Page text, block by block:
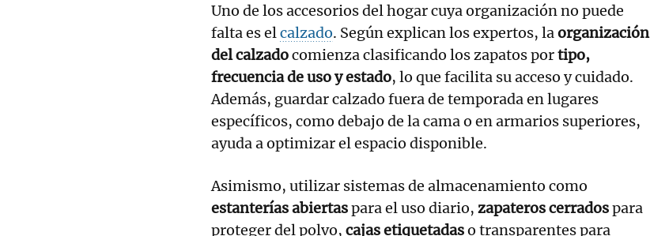
Uno de los accesorios del hogar cuya organización no puede
falta es elcalzado. Según explican los expertos, laorganización
del calzadocomienza clasificando los zapatos portipo,
frecuencia de uso y estado, lo que facilita su acceso y cuidado.
Además, guardar calzado fuera de temporada en lugares
específicos, como debajo de la cama o en armarios superiores,
ayuda a optimizar el espacio disponible.
Asimismo, utilizar sistemas de almacenamiento como
estanterías abiertaspara el uso diario, zapateros cerradospara
proteger del polvo, cajas etiquetadaso transparentes para